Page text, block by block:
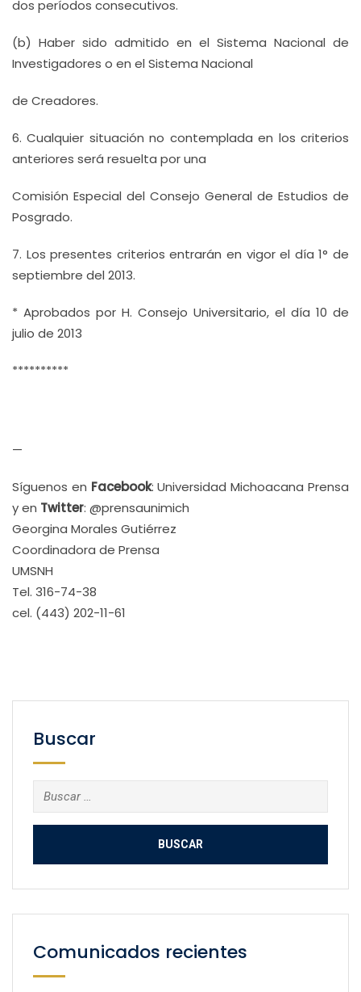
dos períodos consecutivos.
(b) Haber sido admitido en el Sistema Nacional de
Investigadores o en el Sistema Nacional
de Creadores.
6. Cualquier situación no contemplada en los criterios
anteriores será resuelta por una
Comisión Especial del Consejo General de Estudios de
Posgrado.
7. Los presentes criterios entrarán en vigor el día 1° de
septiembre del 2013.
* Aprobados por H. Consejo Universitario, el día 10 de
julio de 2013
**********
—
Síguenos en Facebook: Universidad Michoacana Prensa
y en Twitter: @prensaunimich
Georgina Morales Gutiérrez
Coordinadora de Prensa
UMSNH
Tel. 316-74-38
cel. (443) 202-11-61
Buscar
Buscar:
Comunicados recientes